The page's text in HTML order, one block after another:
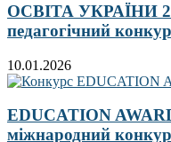
ОСВІТА УКРАЇНИ
педагогічний
10.01.2026
EDUCATION
міжнародний